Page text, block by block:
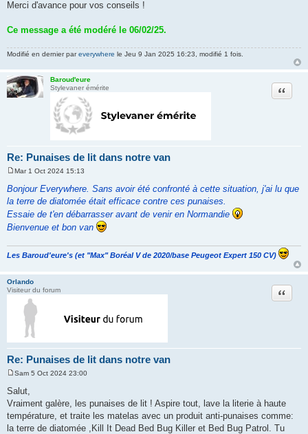
Merci d'avance pour vos conseils !
Ce message a été modéré le 06/02/25.
Modifié en dernier pareverywhere le Jeu 9 Jan 2025 16:23, modifié 1 fois.
Baroud'eure
Stylevaner émérite
Re: Punaises de lit dans notre van
Citation
s
s
g
e
Mar 1 Oct 2024 15:13
Bonjour Everywhere. Sans avoir été confronté à cette situation, j'ai lu que
la terre de diatomée était efficace contre ces punaises.
Essaie de t'en débarrasser avant de venir en Normandie
Bienvenue et bon van
Les Baroud'eure's (et "Max" Boréal V de 2020/base Peugeot Expert 150 CV)
Orlando
Visiteur du forum
Re: Punaises de lit dans notre van
Citation
e
s
s
g
e
Sam 5 Oct 2024 23:00
Salut,
Vraiment galère, les punaises de lit ! Aspire tout, lave la literie à haute
température, et traite les matelas avec un produit anti-punaises comme:
la terre de diatomée ,Kill It Dead Bed Bug Killer et Bed Bug Patrol. Tu